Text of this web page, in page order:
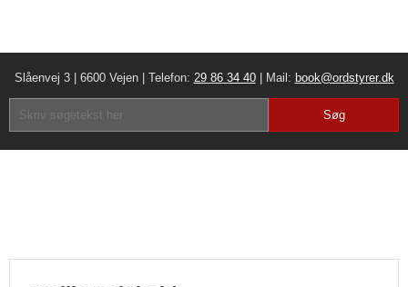
Slåenvej 3 | 6600 Vejen | Telefon: 29 86 34 40| Mail: book@ordstyrer.dk​